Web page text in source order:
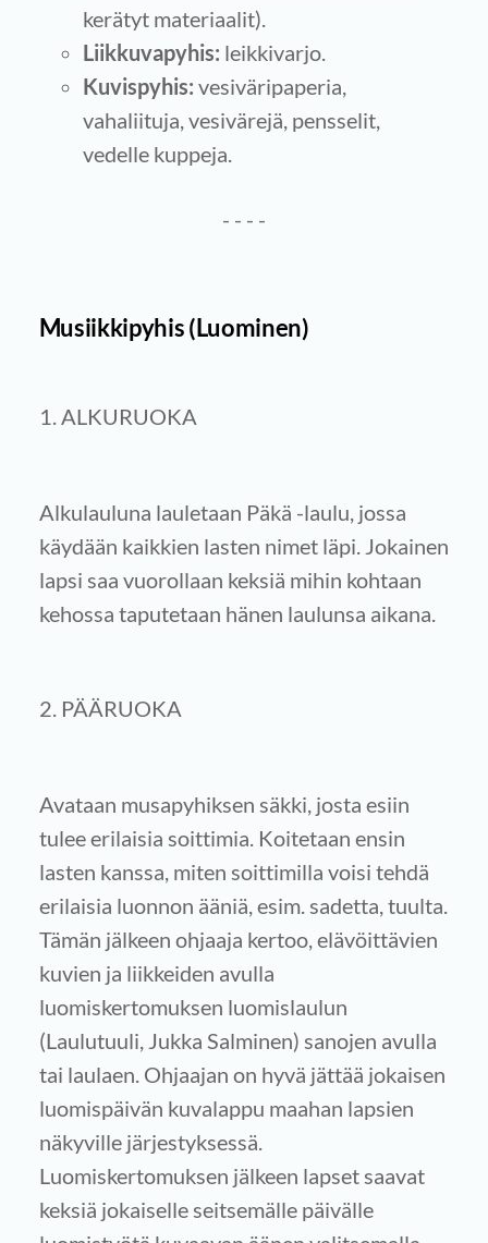
kerätyt materiaalit).
Liikkuvapyhis: leikkivarjo.
Kuvispyhis: vesiväripaperia,
vahaliituja, vesivärejä, pensselit,
vedelle kuppeja.
- - - -
Musiikkipyhis (Luominen)
1. ALKURUOKA
Alkulauluna lauletaan Päkä -laulu, jossa
käydään kaikkien lasten nimet läpi. Jokainen
lapsi saa vuorollaan keksiä mihin kohtaan
kehossa taputetaan hänen laulunsa aikana.
2. PÄÄRUOKA
Avataan musapyhiksen säkki, josta esiin
tulee erilaisia soittimia. Koitetaan ensin
lasten kanssa, miten soittimilla voisi tehdä
erilaisia luonnon ääniä, esim. sadetta, tuulta.
Tämän jälkeen ohjaaja kertoo, elävöittävien
kuvien ja liikkeiden avulla
luomiskertomuksen luomislaulun
(Laulutuuli, Jukka Salminen) sanojen avulla
tai laulaen. Ohjaajan on hyvä jättää jokaisen
luomispäivän kuvalappu maahan lapsien
näkyville järjestyksessä.
Luomiskertomuksen jälkeen lapset saavat
keksiä jokaiselle seitsemälle päivälle